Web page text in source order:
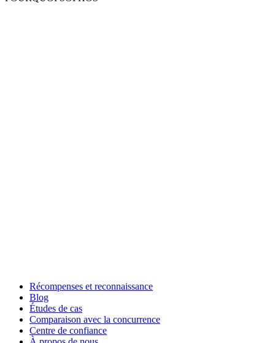
Récompenses et reconnaissance
Blog
Études de cas
Comparaison avec la concurrence
Centre de confiance